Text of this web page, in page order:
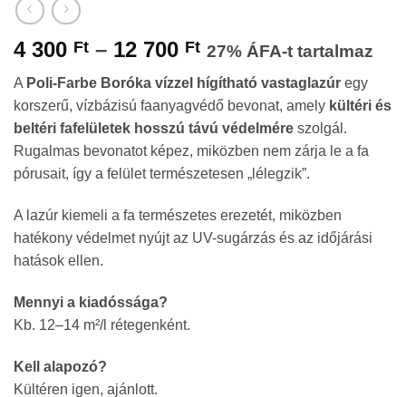
4 300 Ft – 12 700 FtÁrtartomány:
4
300 Ft
-
12
700 Ft
27% ÁFA-t tartalmaz
A Poli-Farbe Boróka vízzel hígítható vastaglazúr egy
korszerű, vízbázisú faanyagvédő bevonat, amely kültéri és
beltéri fafelületek hosszú távú védelmére szolgál.
Rugalmas bevonatot képez, miközben nem zárja le a fa
pórusait, így a felület természetesen „lélegzik”.
A lazúr kiemeli a fa természetes erezetét, miközben
hatékony védelmet nyújt az UV-sugárzás és az időjárási
hatások ellen.
Mennyi a kiadóssága?
Kb. 12–14 m²/l rétegenként.
Kell alapozó?
Kültéren igen, ajánlott.